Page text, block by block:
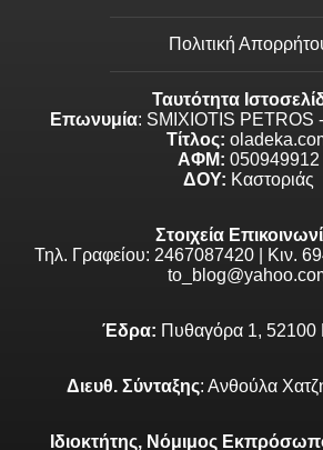
Πολιτική
Ταυτότητα
Επωνυμία: SMIXIOTIS PETROS
Τίτλος:
ΑΦΜ: 050949912
ΔΟΥ: Καστοριάς
Στοιχεία
Τηλ. Γραφείου: 2467087420 | Κιν.
Έδρα: Πυθαγόρα 1, 52100
Διευθ. Σύνταξης: Ανθούλα
Ιδιοκτήτης, Νόμιμος